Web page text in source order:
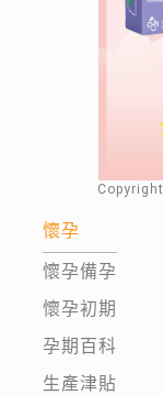
Copyright
懷孕
懷孕備孕
懷孕初期
孕期百科
生產津貼